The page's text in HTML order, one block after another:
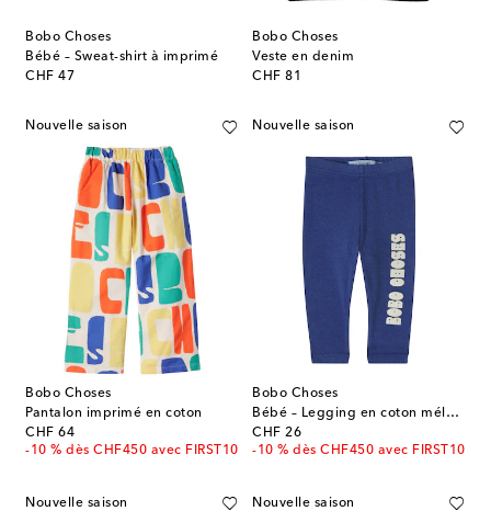
Bobo Choses
Bébé – Sweat-shirt à imprimé
CHF 47
original price
Bobo Choses
Veste en denim
CHF 81
original price
Nouvelle saison
Bobo Choses
Pantalon imprimé en coton
CHF 64
original price
-10 % dès CHF450 avec FIRST10
Nouvelle saison
Bobo Choses
Bébé – Legging en coton mélangé à logo
CHF 26
original price
-10 % dès CHF450 avec FIRST10
Nouvelle saison Nouvelle saison